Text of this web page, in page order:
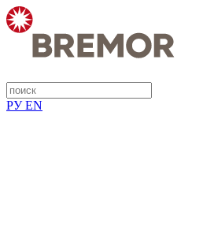
РУ EN